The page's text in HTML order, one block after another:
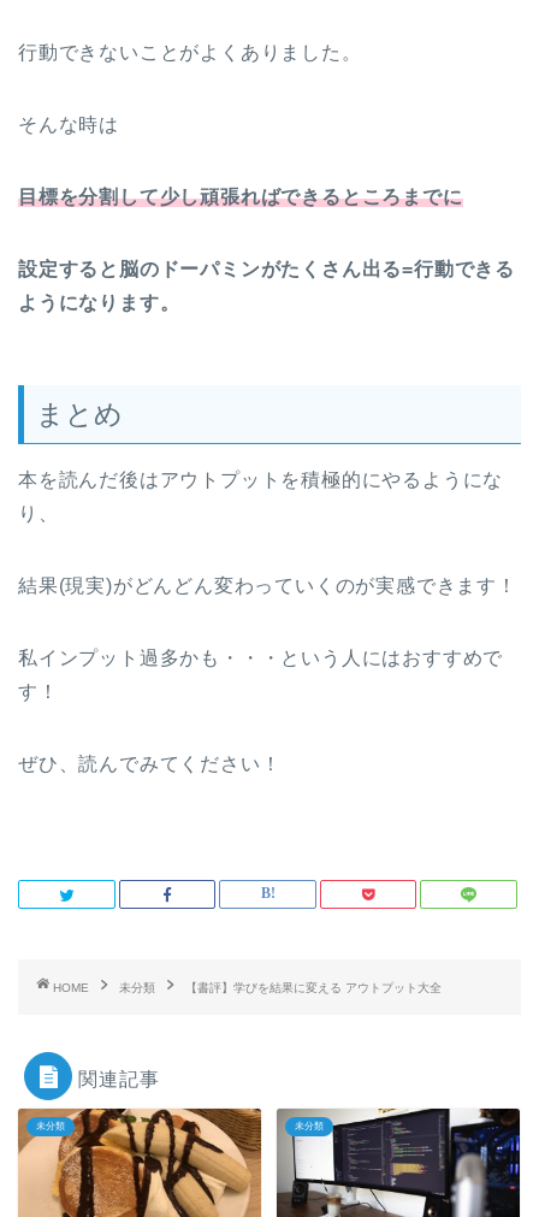
行動できないことがよくありました。
そんな時は
目標を分割して少し頑張ればできるところまでに
設定すると脳のドーパミンがたくさん出る=行動できる
ようになります。
まとめ
本を読んだ後はアウトプットを積極的にやるようにな
り、
結果(現実)がどんどん変わっていくのが実感できます！
私インプット過多かも・・・という人にはおすすめで
す！
ぜひ、読んでみてください！
HOME 未分類 【書評】学びを結果に変える アウトプット大全
関連記事
未分類 未分類